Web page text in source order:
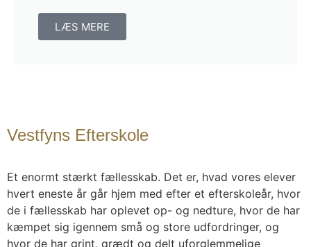
LÆS MERE
Vestfyns Efterskole
Et enormt stærkt fællesskab. Det er, hvad vores elever
hvert eneste år går hjem med efter et efterskoleår, hvor
de i fællesskab har oplevet op- og nedture, hvor de har
kæmpet sig igennem små og store udfordringer, og
hvor de har grint, grædt og delt uforglemmelige